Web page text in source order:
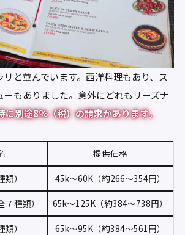
と並んでいます。西洋料理もあり、ス
ーもありました。意外にどれもリーズナ
別途8%（税）の請求があります。
提供価格
） 45k〜60K（約266〜354円）
種類） 65k〜125K（約384〜738円）
） 65k〜95K（約384〜561円）